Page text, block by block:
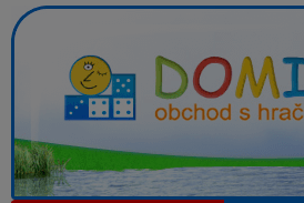
Domino - obchod s hračkami